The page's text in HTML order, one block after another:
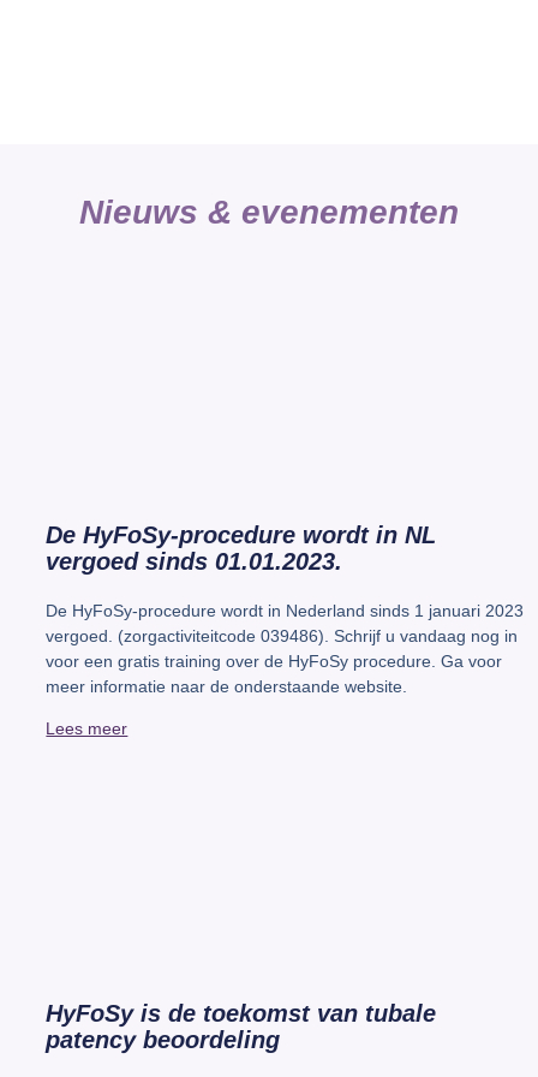
Nieuws & evenementen
De HyFoSy-procedure wordt in NL
vergoed sinds 01.01.2023.
De HyFoSy-procedure wordt in Nederland sinds 1 januari 2023
vergoed. (zorgactiviteitcode 039486). Schrijf u vandaag nog in
voor een gratis training over de HyFoSy procedure. Ga voor
meer informatie naar de onderstaande website.
Lees meer
HyFoSy is de toekomst van tubale
patency beoordeling